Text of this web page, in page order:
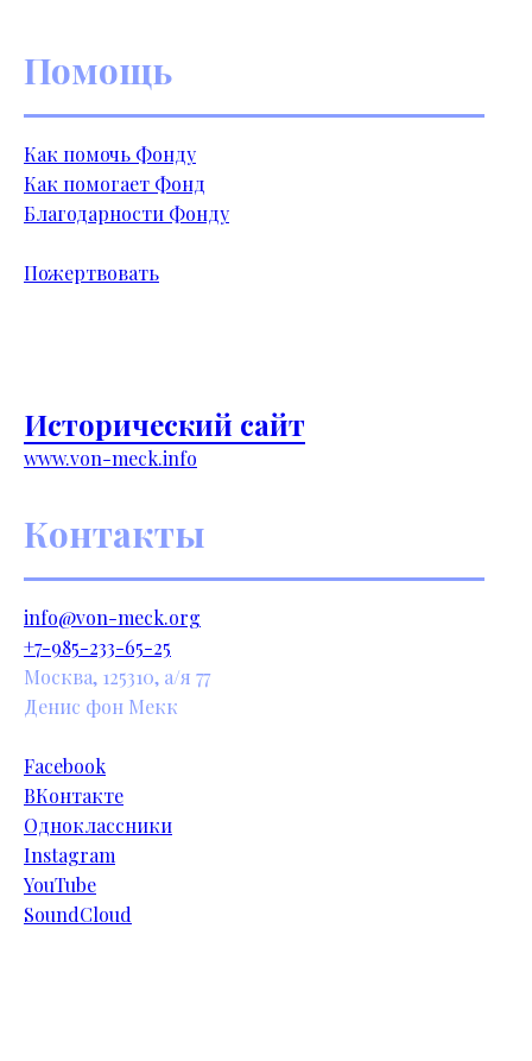
Помощь
Как помочь Фонду
Как помогает Фонд
Благодарности Фонду
Пожертвовать
Исторический сайт
www.von-meck.info
Контакты
info@von-meck.org
+7-985-233-65-25
Москва, 125310, а/я 77
Денис фон Мекк
Facebook
ВКонтакте
Одноклассники
Instagram
YouTube
SoundCloud